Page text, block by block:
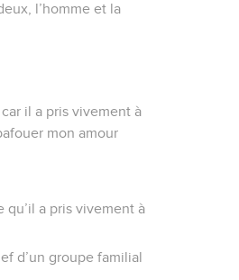
l’homme et la
il a pris vivement à
mon amour
qu’il a pris vivement à
d’un groupe familial